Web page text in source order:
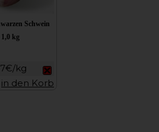
Schwein
kg
kg
in den Korb